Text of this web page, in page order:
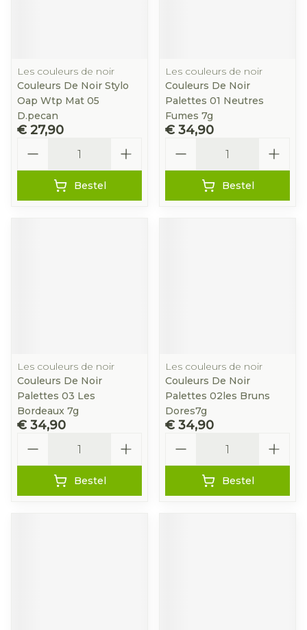
Les couleurs de noir
Couleurs De Noir Stylo
Oap Wtp Mat 05
D.pecan
€ 27,90
Bestel
Les couleurs de noir
Couleurs De Noir
Palettes 01 Neutres
Fumes 7g
€ 34,90
Bestel
Les couleurs de noir
Couleurs De Noir
Palettes 03 Les
Bordeaux 7g
€ 34,90
Bestel
Les couleurs de noir
Couleurs De Noir
Palettes 02les Bruns
Dores7g
€ 34,90
Bestel